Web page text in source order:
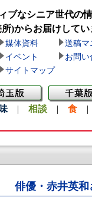
ブなシニア世代の
)からお届けしてい
媒体資料
送稿マ
イベント
お問い
サイトマップ
| 相談 | 食
俳優・赤井英和